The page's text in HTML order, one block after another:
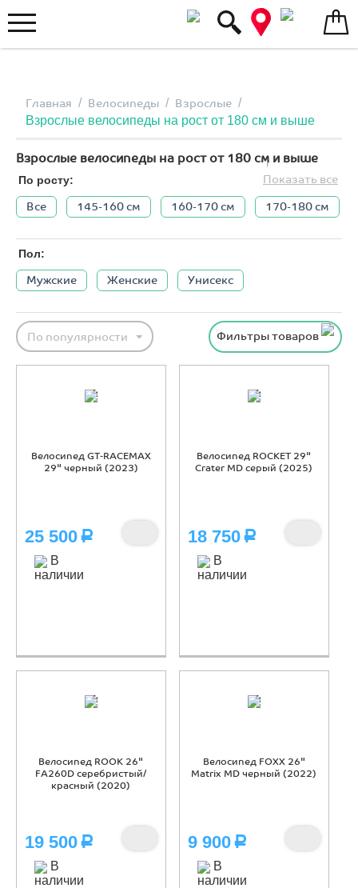
Главная / Велосипеды / Взрослые /
Взрослые велосипеды на рост от 180 см и выше
Взрослые велосипеды на рост от 180 см и выше
По росту:
Показать все
Все
145-160 см 160-170 см 170-180 см
Пол:
Мужские Женские Унисекс
Фильтры товаров
По популярности
Велосипед GT-RACEMAX
29" черный (2023)
25 500 Р
В
наличии
Велосипед ROCKET 29"
Crater MD серый (2025)
18 750 Р
В
наличии
Велосипед ROOK 26"
FA260D серебристый/
красный (2020)
19 500 Р
В
наличии
Велосипед FOXX 26"
Matrix MD черный (2022)
9 900 Р
В
наличии